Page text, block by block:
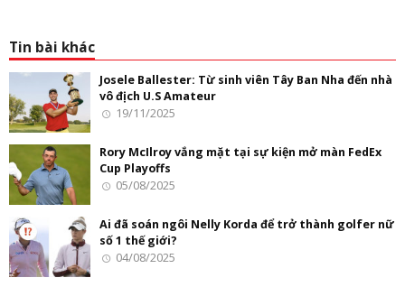
Tin bài khác
Josele Ballester: Từ sinh viên Tây Ban Nha đến nhà
vô địch U.S Amateur
19/11/2025
Rory McIlroy vắng mặt tại sự kiện mở màn FedEx
Cup Playoffs
05/08/2025
Ai đã soán ngôi Nelly Korda để trở thành golfer nữ
số 1 thế giới?
04/08/2025